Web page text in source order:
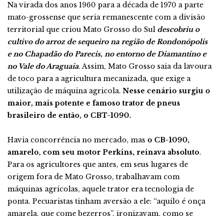
Na virada dos anos 1960 para a década de 1970 a parte
mato-grossense que seria remanescente com a divisão
territorial que criou Mato Grosso do Sul descobriu o
cultivo do arroz de sequeiro na região de Rondonópolis
e no Chapadão do Parecis, no entorno de Diamantino e
no Vale do Araguaia. Assim, Mato Grosso saia da lavoura
de toco para a agricultura mecanizada, que exige a
utilização de máquina agricola. Nesse cenário surgiu o
maior, mais potente e famoso trator de pneus
brasileiro de então, o CBT-1090.
Havia concorrência no mercado, mas o CB-1090,
amarelo, com seu motor Perkins, reinava absoluto.
Para os agricultores que antes, em seus lugares de
origem fora de Mato Grosso, trabalhavam com
máquinas agrícolas, aquele trator era tecnologia de
ponta. Pecuaristas tinham aversão a ele: “aquilo é onça
amarela, que come bezerros”, ironizavam, como se